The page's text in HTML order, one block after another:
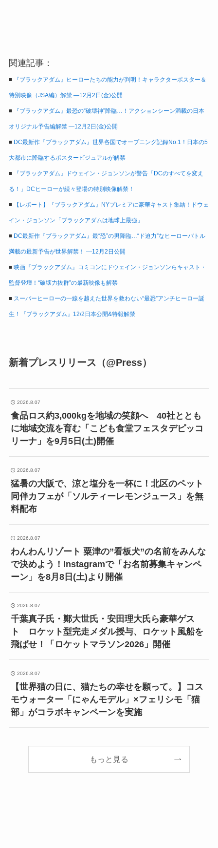
関連記事：
■ 『ブラックアダム』ヒーローたちの能力が判明！キャラクターポスター＆
特別映像（JSA編）解禁 ―12月2日(金)公開
■ 『ブラックアダム』最恐の“破壊神”降臨…！アクションシーン満載の日本
オリジナル予告編解禁 ―12月2日(金)公開
■ DC最新作『ブラックアダム』世界各国でオープニング記録No.1！日本の5
大都市に降臨するポスタービジュアルが解禁
■ 『ブラックアダム』ドウェイン・ジョンソンが警告「DCのすべてを変え
る！」DCヒーローが続々登場の特別映像解禁！
■ 【レポート】『ブラックアダム』NYプレミアに豪華キャスト集結！ドウェ
イン・ジョンソン「ブラックアダムは地球上最強」
■ DC最新作『ブラックアダム』最“恐”の男降臨…“ド迫力”なヒーローバトル
満載の最新予告が世界解禁！ ―12月2日公開
■ 映画『ブラックアダム』コミコンにドウェイン・ジョンソンらキャスト・
監督登壇！“破壊力抜群”の最新映像も解禁
■ スーパーヒーローの一線を越えた世界を救わない“最恐”アンチヒーロー誕
生！『ブラックアダム』12/2日本公開&特報解禁
新着プレスリリース（@Press）
2026.8.07
食品ロス約3,000kgを地域の笑顔へ 40社ととも
に地域交流を育む「こども食堂フェスタデピッコ
リーナ」を9月5日(土)開催
2026.8.07
猛暑の大阪で、涼と塩分を一杯に！北区のペット
同伴カフェが「ソルティーレモンジュース」を無
料配布
2026.8.07
わんわんリゾート 粟津の”看板犬”の名前をみんな
で決めよう！Instagramで「お名前募集キャンペ
ーン」を8月8日(土)より開催
2026.8.07
千葉真子氏・鄭大世氏・安田理大氏ら豪華ゲス
ト ロケット型完走メダル授与、ロケット風船を
飛ばせ！「ロケットマラソン2026」開催
2026.8.07
【世界猫の日に、猫たちの幸せを願って。】コス
モウォーター「にゃんモデル」×フェリシモ「猫
部」がコラボキャンペーンを実施
もっと見る